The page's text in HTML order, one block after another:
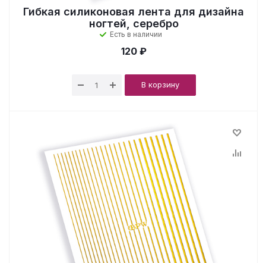
Гибкая силиконовая лента для дизайна
ногтей, серебро
Есть в наличии
120 ₽
В корзину